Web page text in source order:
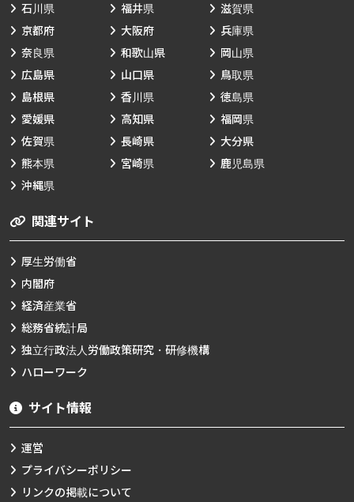
石川県
福井県
滋賀県
京都府
大阪府
兵庫県
奈良県
和歌山県
岡山県
広島県
山口県
鳥取県
島根県
香川県
徳島県
愛媛県
高知県
福岡県
佐賀県
長崎県
大分県
熊本県
宮崎県
鹿児島県
沖縄県
関連サイト
厚生労働省
内閣府
経済産業省
総務省統計局
独立行政法人労働政策研究・研修機構
ハローワーク
サイト情報
運営
プライバシーポリシー
リンクの掲載について